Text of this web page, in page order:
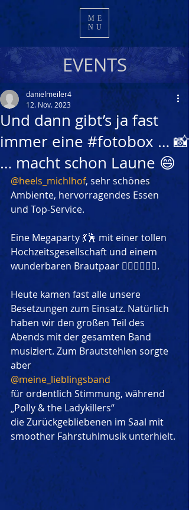
ME
NU
EVENTS
Und dann gibt’s ja fast
immer eine #fotobox … 📸
… macht schon Laune 😄
danielmeiler4
12. Nov. 2023
@heels_michlhof, sehr schönes
Ambiente, hervorragendes Essen
und Top-Service.
Eine Megaparty 💃🕺 mit einer tollen
Hochzeitsgesellschaft und einem
wunderbaren Brautpaar 🤵🏻‍♂️👰🏻‍♀️.
Heute kamen fast alle unsere
Besetzungen zum Einsatz. Natürlich
haben wir den großen Teil des
Abends mit der gesamten Band
musiziert. Zum Brautstehlen sorgte
aber
@meine_lieblingsband
für ordentlich Stimmung, während
„Polly & the Ladykillers“
die Zurückgebliebenen im Saal mit
smoother Fahrstuhlmusik unterhielt.